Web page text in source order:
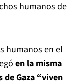
humanos de
humanos en el
en la misma
de Gaza “viven